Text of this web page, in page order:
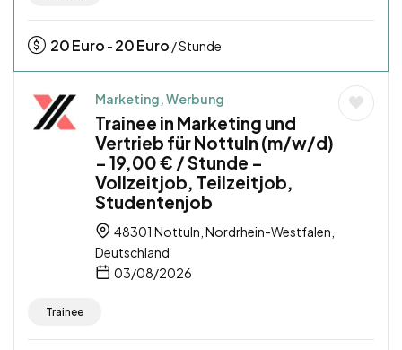
20Euro - 20Euro / Stunde
Marketing, Werbung
Trainee in Marketing und
Vertrieb für Nottuln (m/w/d)
– 19,00 € / Stunde –
Vollzeitjob, Teilzeitjob,
Studentenjob
48301 Nottuln, Nordrhein-Westfalen,
Deutschland
03/08/2026
Trainee